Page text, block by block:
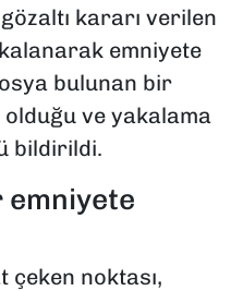
kararı verilen
emniyete
bulunan bir
olduğu ve yakalama
bildirildi.
emniyete
çeken noktası,